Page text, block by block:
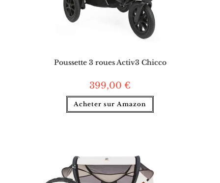
Poussette 3 roues Activ3 Chicco
399,00 €
Acheter sur Amazon